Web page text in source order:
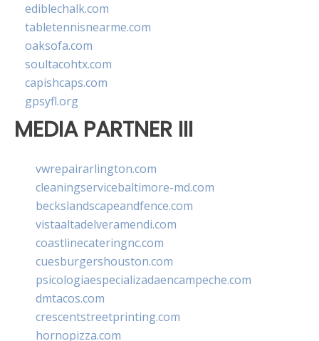
ediblechalk.com
tabletennisnearme.com
oaksofa.com
soultacohtx.com
capishcaps.com
gpsyfl.org
MEDIA PARTNER III
vwrepairarlington.com
cleaningservicebaltimore-md.com
beckslandscapeandfence.com
vistaaltadelveramendi.com
coastlinecateringnc.com
cuesburgershouston.com
psicologiaespecializadaencampeche.com
dmtacos.com
crescentstreetprinting.com
hornopizza.com